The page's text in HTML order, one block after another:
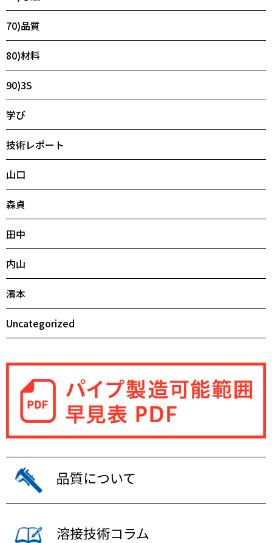
70)品質
80)材料
90)3S
学び
技術レポート
山口
森貞
田中
内山
濱本
Uncategorized
品質について
溶接技術コラム